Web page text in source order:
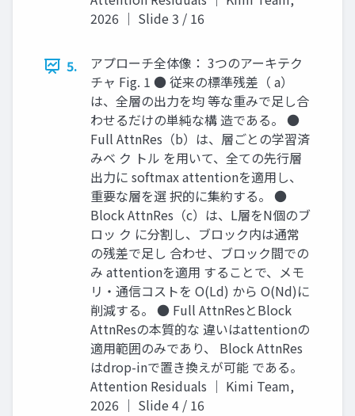
2026 ｜ Slide 3 / 16
5.
アプローチ全体像： 3つのアーキテク
チャ Fig. 1 ● 従来の標準残差（ a）
は、全層の出力を均 等な重みで足し合
わせるだけの単純な構 造である。 ●
Full AttnRes（b）は、層ごとの学習済
みベ ク トル を用いて、全ての先行層
出力に softmax attentionを適用し、
重要な層を選 択的に集約する。 ●
Block AttnRes（c）は、L層をN個のブ
ロッ ク に分割し、ブロック内は通常
の残差で足し 合わせ、ブロック間での
み attentionを適用 することで、メモ
リ・通信コストを O(Ld) から O(Nd)に
削減する。 ● Full AttnResとBlock
AttnResの本質的な 違いはattentionの
適用範囲のみであり、 Block AttnRes
はdrop-inで置き換えが可能 である。
Attention Residuals ｜ Kimi Team,
2026 ｜ Slide 4 / 16